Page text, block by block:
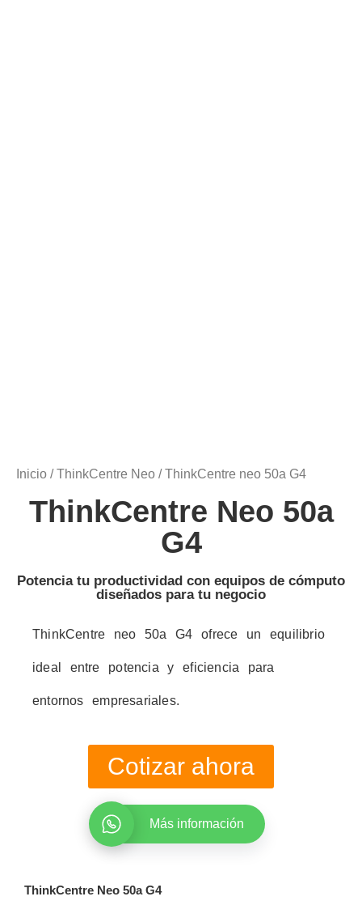
Inicio /ThinkCentre Neo / ThinkCentre neo 50a G4
ThinkCentre Neo 50a
G4
Potencia tu productividad con equipos de cómputo
diseñados para tu negocio
ThinkCentre neo 50a G4 ofrece un equilibrio
ideal entre potencia y eficiencia para
entornos empresariales.
Cotizar ahora
Más información
ThinkCentre Neo 50a G4